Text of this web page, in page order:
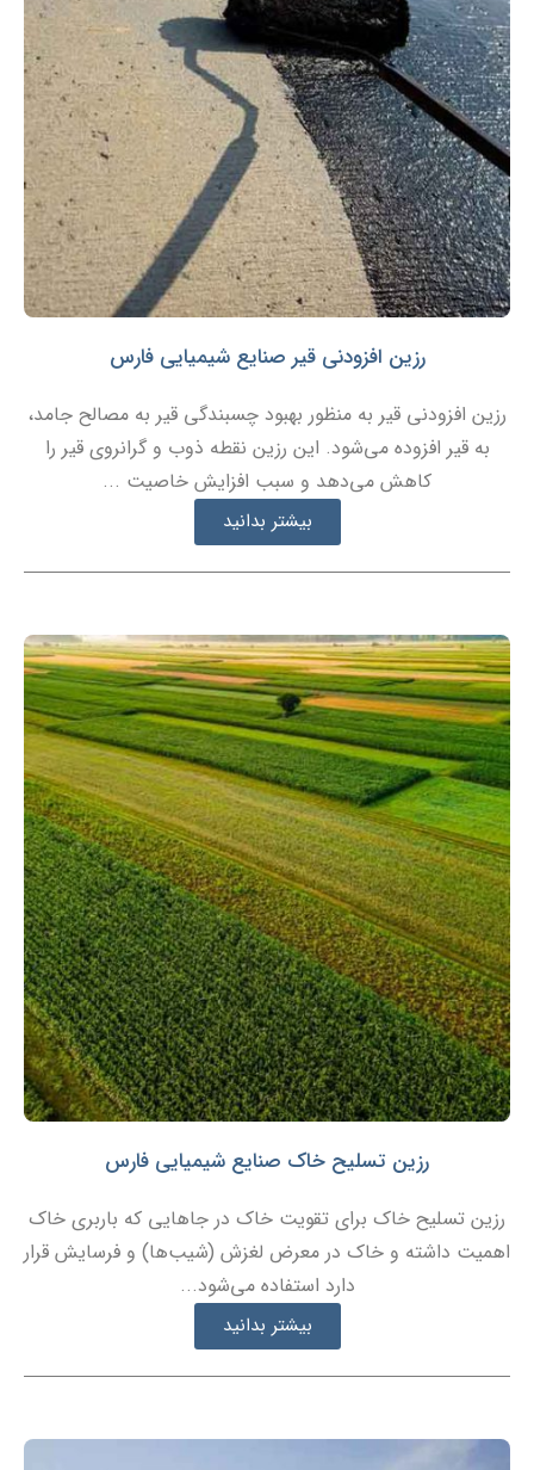
رزین افزودنی قیر صنایع شیمیایی فارس
رزین افزودنی قیر به منظور بهبود چسبندگی قیر به مصالح جامد،
به قیر افزوده می‌شود. این رزین نقطه ذوب و گرانروی قیر را
کاهش می‌دهد و سبب افزایش خاصیت ...
بیشتر بدانید
رزین تسلیح خاک صنایع شیمیایی فارس
رزین تسلیح خاک برای تقویت خاک در جاهایی که باربری خاک
اهمیت داشته و خاک در معرض لغزش (شیب‌ها) و فرسایش قرار
دارد استفاده می‌شود...
بیشتر بدانید